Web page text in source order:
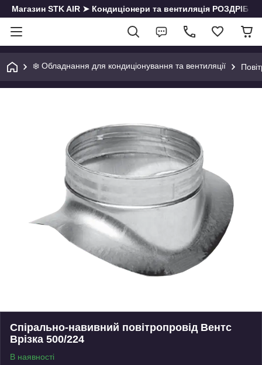
Магазин STK AIR ➤ Кондиціонери та вентиляція РОЗДРІБ
❄️ Обладнання для кондиціонування та вентиляції
Спірально-навивний повітропровід Вентс
Врізка 500/224
В наявності